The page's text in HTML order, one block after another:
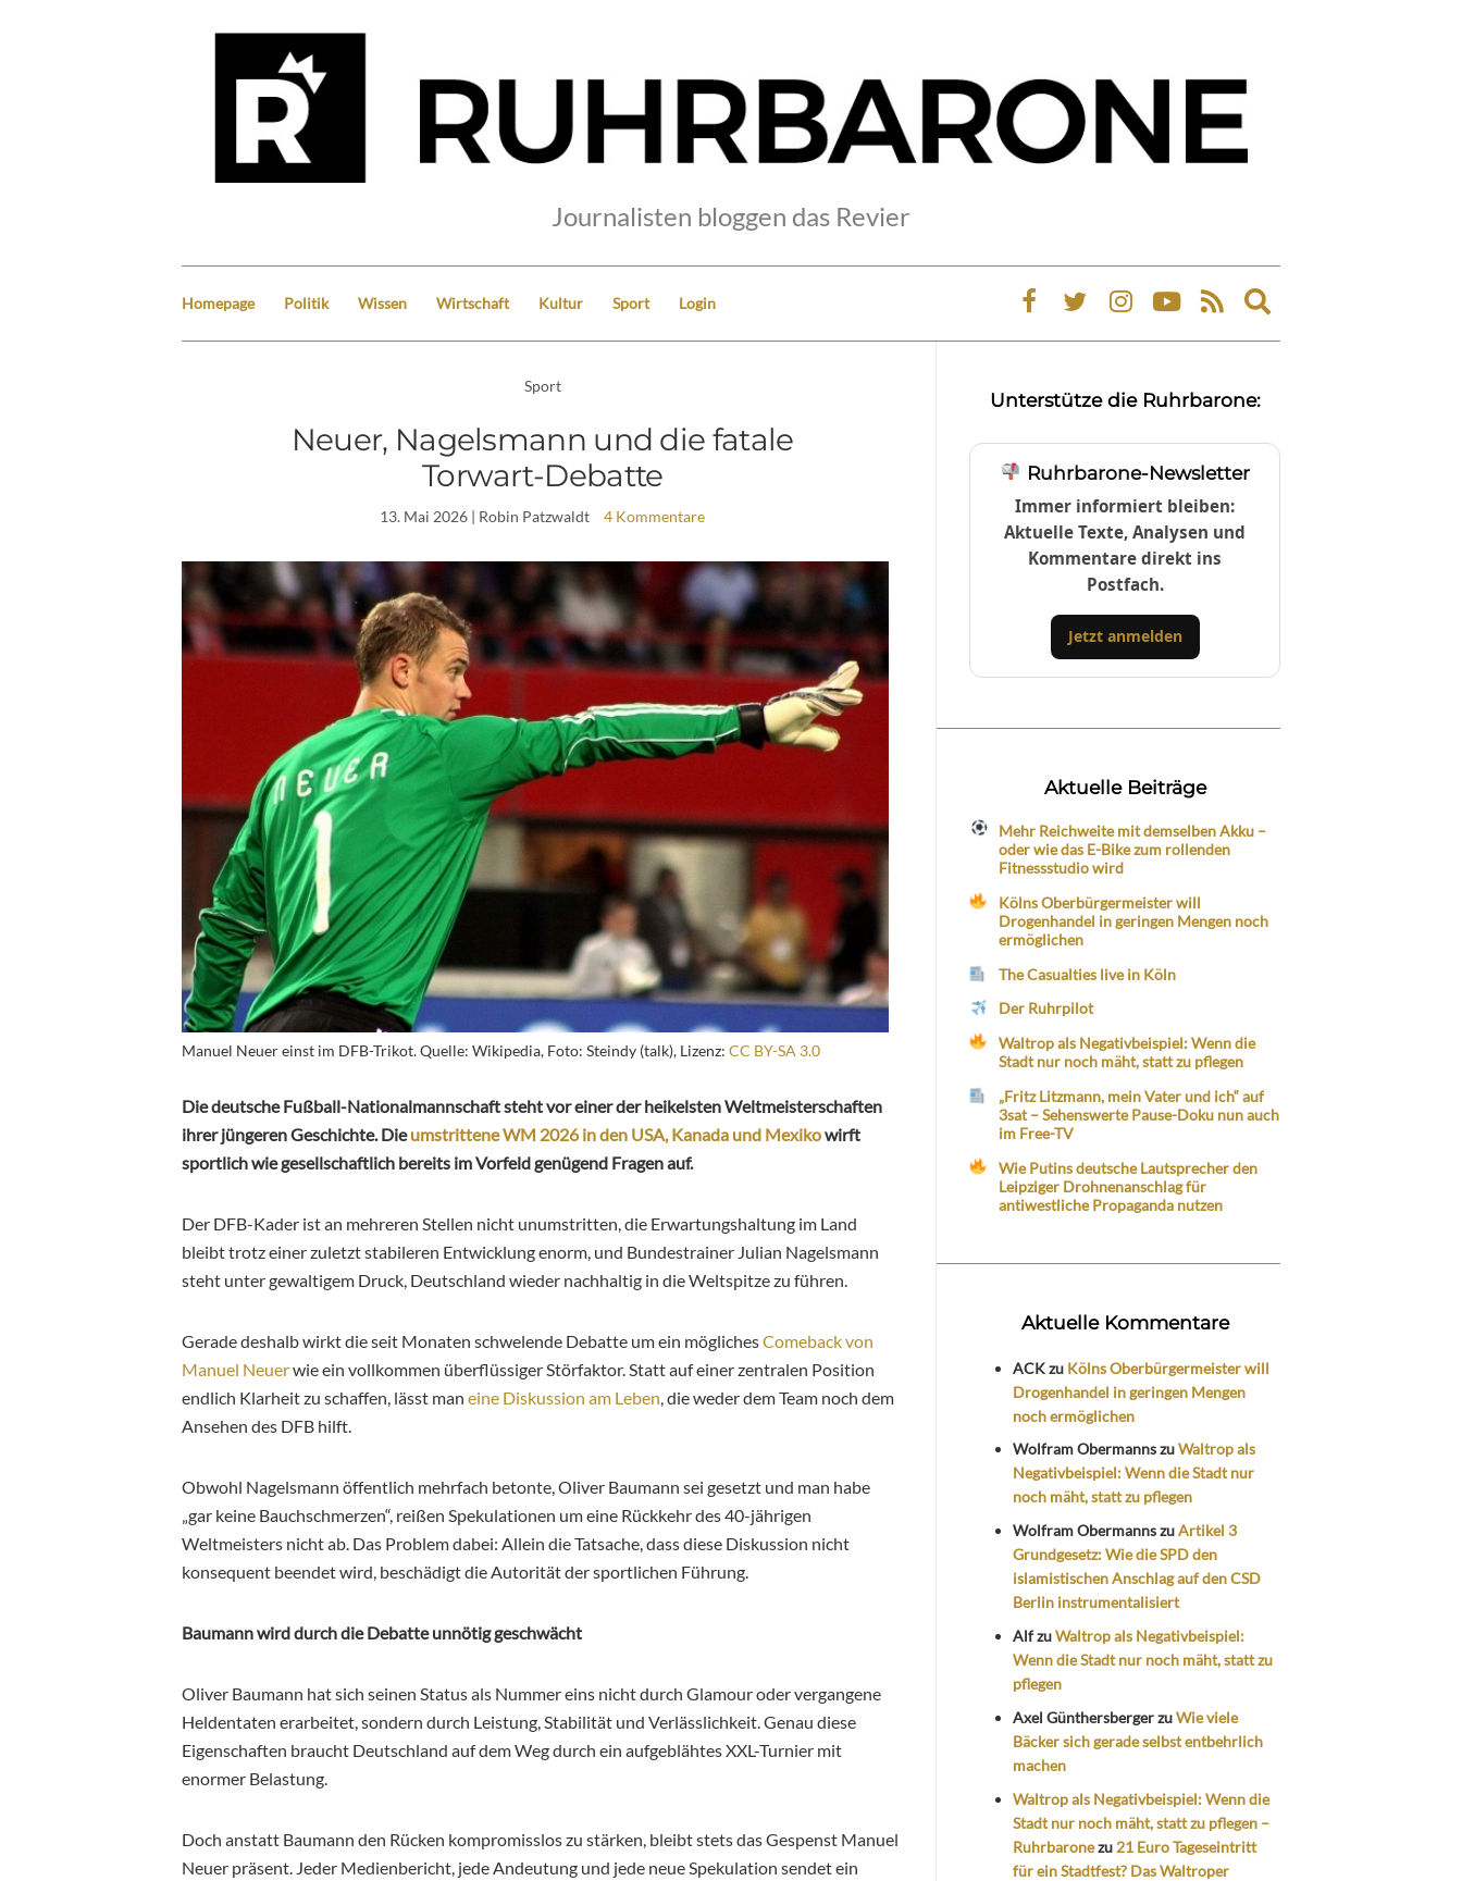
Journalisten bloggen das Revier
Homepage Politik Wissen Wirtschaft Kultur Sport Login
Expand
search
Sport
Neuer, Nagelsmann und die fatale
Torwart-Debatte
13. Mai 2026 | Robin Patzwaldt 4 Kommentare
Manuel Neuer einst im DFB-Trikot. Quelle: Wikipedia, Foto: Steindy (talk), Lizenz: CC BY-SA 3.0
Die deutsche Fußball-Nationalmannschaft steht vor einer der heikelsten Weltmeisterschaften
ihrer jüngeren Geschichte. Dieumstrittene WM 2026 in den USA, Kanada und Mexikowirft
sportlich wie gesellschaftlich bereits im Vorfeld genügend Fragen auf.
Der DFB-Kader ist an mehreren Stellen nicht unumstritten, die Erwartungshaltung im Land
bleibt trotz einer zuletzt stabileren Entwicklung enorm, und Bundestrainer Julian Nagelsmann
steht unter gewaltigem Druck, Deutschland wieder nachhaltig in die Weltspitze zu führen.
Gerade deshalb wirkt die seit Monaten schwelende Debatte um ein möglichesComeback von
Manuel Neuerwie ein vollkommen überflüssiger Störfaktor. Statt auf einer zentralen Position
endlich Klarheit zu schaffen, lässt man eine Diskussion am Leben, die weder dem Team noch dem
Ansehen des DFB hilft.
Obwohl Nagelsmann öffentlich mehrfach betonte, Oliver Baumann sei gesetzt und man habe
„gar keine Bauchschmerzen“, reißen Spekulationen um eine Rückkehr des 40-jährigen
Weltmeisters nicht ab. Das Problem dabei: Allein die Tatsache, dass diese Diskussion nicht
konsequent beendet wird, beschädigt die Autorität der sportlichen Führung.
Baumann wird durch die Debatte unnötig geschwächt
Oliver Baumann hat sich seinen Status als Nummer eins nicht durch Glamour oder vergangene
Heldentaten erarbeitet, sondern durch Leistung, Stabilität und Verlässlichkeit. Genau diese
Eigenschaften braucht Deutschland auf dem Weg durch ein aufgeblähtes XXL-Turnier mit
enormer Belastung.
Doch anstatt Baumann den Rücken kompromisslos zu stärken, bleibt stets das Gespenst Manuel
Neuer präsent. Jeder Medienbericht, jede Andeutung und jede neue Spekulation sendet ein
Unterstütze die Ruhrbarone:
Ruhrbarone-Newsletter
Immer informiert bleiben:
Aktuelle Texte, Analysen und
Kommentare direkt ins
Postfach.
Jetzt anmelden
Aktuelle Beiträge
Mehr Reichweite mit demselben Akku –
oder wie das E-Bike zum rollenden
Fitnessstudio wird
Kölns Oberbürgermeister will
Drogenhandel in geringen Mengen noch
ermöglichen
The Casualties live in Köln
Der Ruhrpilot
Waltrop als Negativbeispiel: Wenn die
Stadt nur noch mäht, statt zu pflegen
„Fritz Litzmann, mein Vater und ich“ auf
3sat – Sehenswerte Pause-Doku nun auch
im Free-TV
Wie Putins deutsche Lautsprecher den
Leipziger Drohnenanschlag für
antiwestliche Propaganda nutzen
Aktuelle Kommentare
ACKzu Kölns Oberbürgermeister will
Drogenhandel in geringen Mengen
noch ermöglichen
Wolfram ObermannszuWaltrop als
Negativbeispiel: Wenn die Stadt nur
noch mäht, statt zu pflegen
Wolfram ObermannszuArtikel 3
Grundgesetz: Wie die SPD den
islamistischen Anschlag auf den CSD
Berlin instrumentalisiert
AlfzuWaltrop als Negativbeispiel:
Wenn die Stadt nur noch mäht, statt zu
pflegen
Axel GünthersbergerzuWie viele
Bäcker sich gerade selbst entbehrlich
machen
Waltrop als Negativbeispiel: Wenn die
Stadt nur noch mäht, statt zu pflegen –
Ruhrbaronezu 21 Euro Tageseintritt
für ein Stadtfest? Das Waltroper